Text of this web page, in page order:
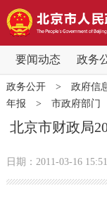
要闻动态 政务
要闻动态
党中央精神
北京要闻
各区热点
政务公开> 政府信
年报 > 市政府部门
北京市财政局
日期：2011-03-16 15:51